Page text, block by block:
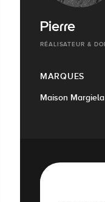
Pierre
RÉALISATEUR &
MARQUES
Maison